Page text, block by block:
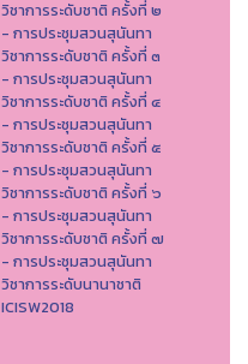
วิชาการระดับชาติ ครั้งที่ ๒
- การประชุมสวนสุนันทา
วิชาการระดับชาติ ครั้งที่ ๓
- การประชุมสวนสุนันทา
วิชาการระดับชาติ ครั้งที่ ๔
- การประชุมสวนสุนันทา
วิชาการระดับชาติ ครั้งที่ ๕
- การประชุมสวนสุนันทา
วิชาการระดับชาติ ครั้งที่ ๖
- การประชุมสวนสุนันทา
วิชาการระดับชาติ ครั้งที่ ๗
- การประชุมสวนสุนันทา
วิชาการระดับนานาชาติ
ICISW2018